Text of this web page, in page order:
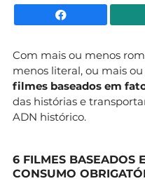
Com mais ou menos
menos literal, ou mais
filmes baseados em
das histórias e
ADN histórico.
6 FILMES BASEADOS
CONSUMO